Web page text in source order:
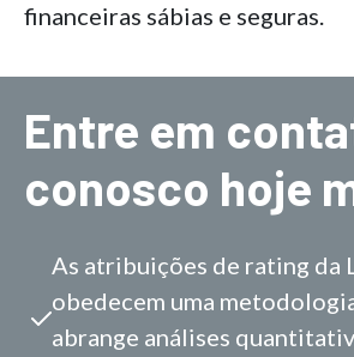
financeiras sábias e seguras.
Entre em
conosco hoje
As atribuições de rating da
obedecem uma
abrange análises